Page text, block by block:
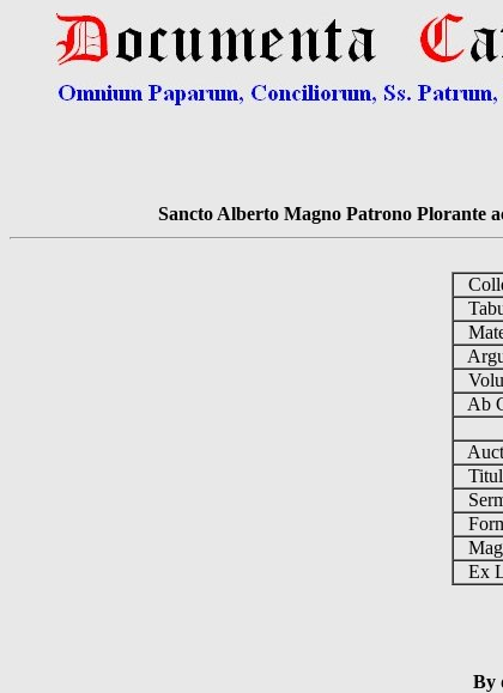
Sancto Alberto Magno Patrono Plorante
Ab
Ex
By